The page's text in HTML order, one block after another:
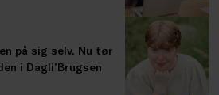
på sig selv. Nu tør
i Dagli’Brugsen